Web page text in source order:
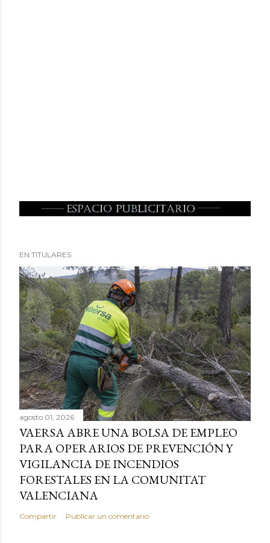
EN TITULARES
agosto 01, 2026
VAERSA ABRE UNA BOLSA DE EMPLEO
PARA OPERARIOS DE PREVENCIÓN Y
VIGILANCIA DE INCENDIOS
FORESTALES EN LA COMUNITAT
VALENCIANA
Compartir Publicar un comentario